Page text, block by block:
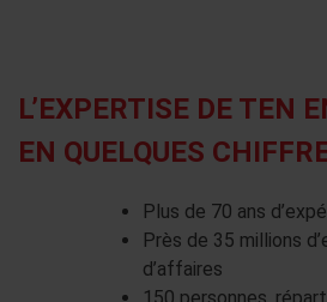
L’EXPERTISE DE TEN
EN QUELQUES
Plus de 70 ans
Près de 35 millions
d’affaires
150 personnes,